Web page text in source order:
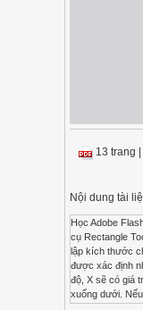
13 trang
Nội dung tài
Học Adobe
cụ Rectangle
lập kích thước
được xác định
độ, X sẽ có giá
xuống dưới.